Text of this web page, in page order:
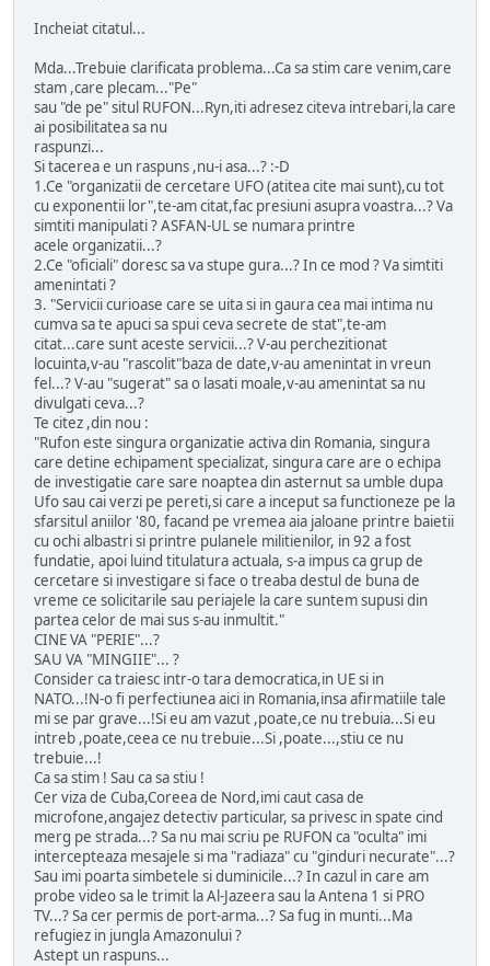
Incheiat citatul...
Mda...Trebuie clarificata problema...Ca sa stim care venim,care
stam ,care plecam..."Pe"
sau "de pe" situl RUFON...Ryn,iti adresez citeva intrebari,la care
ai posibilitatea sa nu
raspunzi...
Si tacerea e un raspuns ,nu-i asa...? :-D
1.Ce "organizatii de cercetare UFO (atitea cite mai sunt),cu tot
cu exponentii lor",te-am citat,fac presiuni asupra voastra...? Va
simtiti manipulati ? ASFAN-UL se numara printre
acele organizatii...?
2.Ce "oficiali" doresc sa va stupe gura...? In ce mod ? Va simtiti
amenintati ?
3. "Servicii curioase care se uita si in gaura cea mai intima nu
cumva sa te apuci sa spui ceva secrete de stat",te-am
citat...care sunt aceste servicii...? V-au perchezitionat
locuinta,v-au "rascolit"baza de date,v-au amenintat in vreun
fel...? V-au "sugerat" sa o lasati moale,v-au amenintat sa nu
divulgati ceva...?
Te citez ,din nou :
"Rufon este singura organizatie activa din Romania, singura
care detine echipament specializat, singura care are o echipa
de investigatie care sare noaptea din asternut sa umble dupa
Ufo sau cai verzi pe pereti,si care a inceput sa functioneze pe la
sfarsitul aniilor '80, facand pe vremea aia jaloane printre baietii
cu ochi albastri si printre pulanele militienilor, in 92 a fost
fundatie, apoi luind titulatura actuala, s-a impus ca grup de
cercetare si investigare si face o treaba destul de buna de
vreme ce solicitarile sau periajele la care suntem supusi din
partea celor de mai sus s-au inmultit."
CINE VA "PERIE"...?
SAU VA "MINGIIE"... ?
Consider ca traiesc intr-o tara democratica,in UE si in
NATO...!N-o fi perfectiunea aici in Romania,insa afirmatiile tale
mi se par grave...!Si eu am vazut ,poate,ce nu trebuia...Si eu
intreb ,poate,ceea ce nu trebuie...Si ,poate...,stiu ce nu
trebuie...!
Ca sa stim ! Sau ca sa stiu !
Cer viza de Cuba,Coreea de Nord,imi caut casa de
microfone,angajez detectiv particular, sa privesc in spate cind
merg pe strada...? Sa nu mai scriu pe RUFON ca "oculta" imi
intercepteaza mesajele si ma "radiaza" cu "ginduri necurate"...?
Sau imi poarta simbetele si duminicile...? In cazul in care am
probe video sa le trimit la Al-Jazeera sau la Antena 1 si PRO
TV...? Sa cer permis de port-arma...? Sa fug in munti...Ma
refugiez in jungla Amazonului ?
Astept un raspuns...